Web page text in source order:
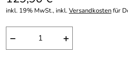
inkl. 19% MwSt., inkl.Versandkostenfür
− +